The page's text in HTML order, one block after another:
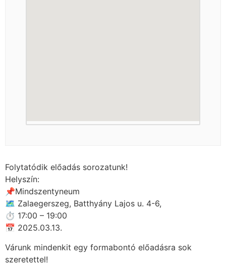
Folytatódik előadás sorozatunk!
Helyszín:
📌Mindszentyneum
🗺 Zalaegerszeg, Batthyány Lajos u. 4-6,
⏱ 17:00 – 19:00
📅 2025.03.13.
Várunk mindenkit egy formabontó előadásra sok
szeretettel!